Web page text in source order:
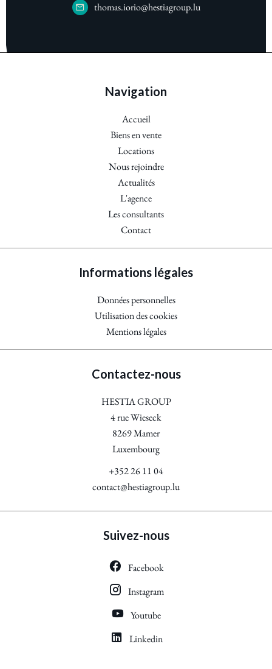
thomas.iorio@hestiagroup.lu
Navigation
Accueil
Biens en vente
Locations
Nous rejoindre
Actualités
L'agence
Les consultants
Contact
Informations légales
Données personnelles
Utilisation des cookies
Mentions légales
Contactez-nous
HESTIA GROUP
4 rue Wieseck
8269Mamer
Luxembourg
+352 26 11 04
contact@hestiagroup.lu
Suivez-nous
Facebook
Instagram
Youtube
Linkedin